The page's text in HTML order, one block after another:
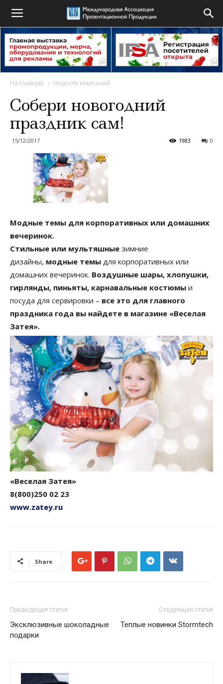
На главную Новости компаний
Собери новогодний
праздник сам!
15/12/2017 0
1983
Модные темы для корпоративных или домашних
вечеринок.
Стильные или мультяшные зимние
дизайны, модные темы для корпоративных или
домашних вечеринок. Воздушные шары, хлопушки,
гирлянды, пиньяты, карнавальные костюмы и
посуда для сервировки – все это для главного
праздника года вы найдете в магазине «Веселая
Затея».
«Веселая Затея»
8(800)250 02 23
www.zatey.ru
Share
Предыдущая статья
Эксклюзивные шоколадные
подарки
Следующая статья
Теплые новинки Stormtech